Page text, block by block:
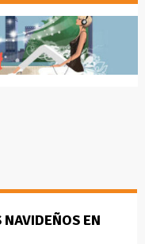
EN